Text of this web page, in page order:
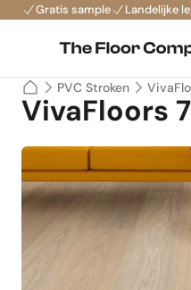
Gratis sample Landelijke
PVC Stroken
VivaFloors